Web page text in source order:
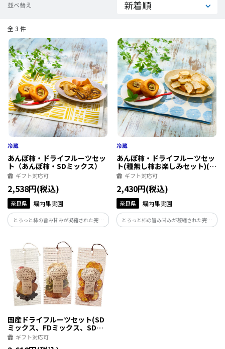
並べ替え
全 3 件
あんぽ柿・ドライフルーツセッ
ト（あんぽ柿・SDミックス）
ギフト対応可
2,538円(税込)
奈良県 堀内果実園
とろっと柿の旨み甘みが凝縮された完全
無添加のあんぽ柿と国産・完熟・無添加
康志向、国産志向の方におすすめのギフ
トです。
あんぽ柿・ドライフルーツセッ
ト(種無し柿お楽しみセット)(あ
んぽ柿、FD種無し柿)
ギフト対応可
2,430円(税込)
奈良県 堀内果実園
とろっと柿の旨み甘みが凝縮された完全
無添加のあんぽ柿と国産・完熟・無添加
国産ドライフルーツセット(SD
ミックス、FDミックス、SD温
州みかん)
ギフト対応可